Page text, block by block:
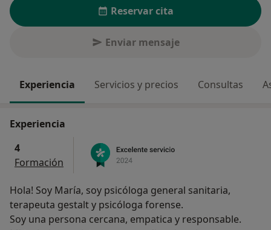
Reservar cita
Enviar mensaje
Experiencia Servicios y precios Consultas
Experiencia
4
Formación
Hola! Soy María, soy psicóloga general sanitaria,
terapeuta gestalt y psicóloga forense.
Soy una persona cercana, empatica y responsable.